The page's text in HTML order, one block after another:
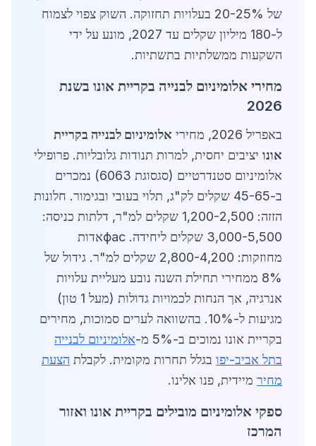
של 20-25% בעלויות תחזוקה. השוק צפוי לצמוח
ל-180 מיליון שקלים עד 2027, מונע על ידי
השקעות ממשלתיות בתשתיות.
מחירי אלומיניום לבנייה בקריית אונו בשנת
2026
באפריל 2026, מחירי
אלומיניום לבנייה בקריית
אונו יציבים יחסית, למרות תנודות גלובליות. פרופילי
אלומיניום סטנדרטיים (סגסוגת 6063) נמכרים
ב-45-65 שקלים לק"ג, תלוי בעובי ובגימור. חלונות
הזזה: 1,200-2,500 שקלים למ"ר, דלתות כניסה:
3,000-5,500 שקלים ליחידה. фасאדות
מחוזקות: 2,800-4,200 שקלים למ"ר. גידול של
8% ממחירי תחילת השנה נובע מעליית עלויות
אנרגיה, אך הנחות לכמויות גדולות (מעל 1 טון)
מגיעות ל-10%. בהשוואה לערים סמוכות, מחירים
בקריית אונו נמוכים ב-5% מ-
אלומיניום לבנייה
בתל אביב-יפו בגלל תחרות מקומית. לקבלת הצעת
מחיר מיידית, פנו אלינו.
ספקי אלומיניום מובילים בקריית אונו ואזור
המרכז